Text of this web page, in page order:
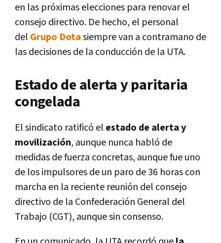
en las próximas elecciones para renovar el
consejo directivo. De hecho, el personal
del Grupo Dotasiempre van a contramano de
las decisiones de la conducción de la UTA.
Estado de alerta y paritaria
congelada
El sindicato ratificó el estado de alerta y
movilización, aunque nunca habló de
medidas de fuerza concretas, aunque fue uno
de los impulsores de un paro de 36 horas con
marcha en la reciente reunión del consejo
directivo de la Confederación General del
Trabajo (CGT), aunque sin consenso.